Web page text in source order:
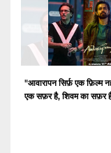
"आवारापन सिर्फ़ एक फ़िल्म
एक सफ़र है, शिवम का सफ़र